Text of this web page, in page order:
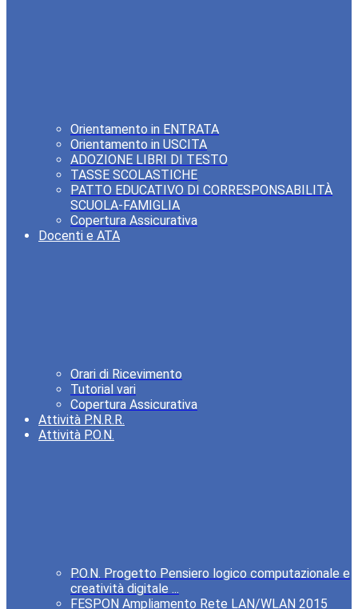
Orientamento in ENTRATA
Orientamento in USCITA
ADOZIONE LIBRI DI TESTO
TASSE SCOLASTICHE
PATTO EDUCATIVO DI CORRESPONSABILITÀ
SCUOLA-FAMIGLIA
Copertura Assicurativa
Docenti e ATA
Orari di Ricevimento
Tutorial vari
Copertura Assicurativa
Attività P.N.R.R.
Attività P.O.N.
P.O.N. Progetto Pensiero logico computazionale e
creatività digitale ...
FESPON Ampliamento Rete LAN/WLAN 2015